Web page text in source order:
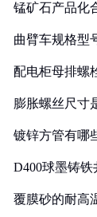
锰矿石产品化
曲臂车规格型
配电柜母排螺
膨胀螺丝尺寸
镀锌方管有哪
D400球墨铸
覆膜砂的耐高